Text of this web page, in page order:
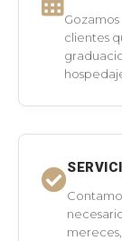
clientes